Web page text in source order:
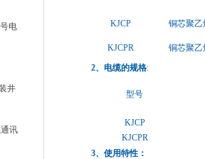
电
井
讯
KJCP 铜芯聚乙
KJCPR
铜芯聚乙
2、电缆的规格:
型号
KJCP
KJCPR
3、使用特性：